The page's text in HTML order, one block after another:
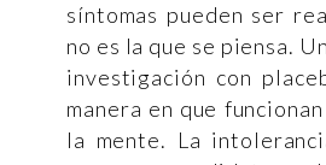
síntomas pueden ser
no es la que se piensa.
investigación con
manera en que
la mente. La